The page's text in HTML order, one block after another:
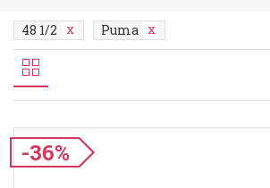
48 1/2 Puma
-36%